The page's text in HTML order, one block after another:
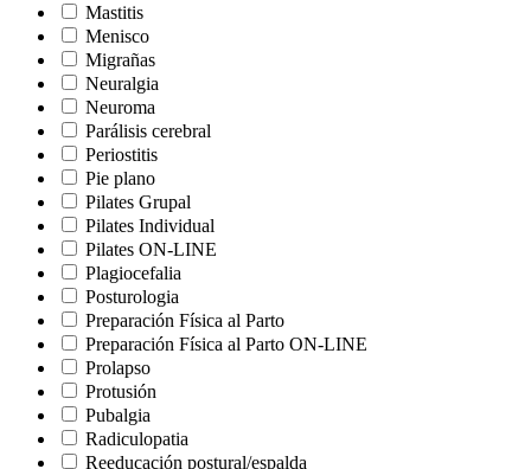
Mastitis
Menisco
Migrañas
Neuralgia
Neuroma
Parálisis cerebral
Periostitis
Pie plano
Pilates Grupal
Pilates Individual
Pilates ON-LINE
Plagiocefalia
Posturologia
Preparación Física al Parto
Preparación Física al Parto ON-LINE
Prolapso
Protusión
Pubalgia
Radiculopatia
Reeducación postural/espalda